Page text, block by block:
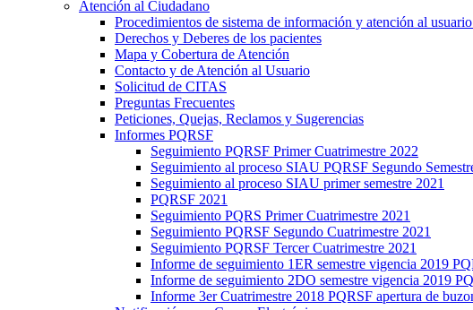
Atención al Ciudadano
Procedimientos de sistema de información y atención al
Derechos y Deberes de los pacientes
Mapa y Cobertura de Atención
Contacto y de Atención al Usuario
Solicitud de CITAS
Preguntas Frecuentes
Peticiones, Quejas, Reclamos y Sugerencias
Informes PQRSF
Seguimiento PQRSF Primer Cuatrimestre 2022
Seguimiento al proceso SIAU PQRSF Segundo
Seguimiento al proceso SIAU primer semestre 2021
PQRSF 2021
Seguimiento PQRS Primer Cuatrimestre 2021
Seguimiento PQRSF Segundo Cuatrimestre 2021
Seguimiento PQRSF Tercer Cuatrimestre 2021
Informe de seguimiento 1ER semestre vigencia 2019
Informe de seguimiento 2DO semestre vigencia 2019
Informe 3er Cuatrimestre 2018 PQRSF apertura de